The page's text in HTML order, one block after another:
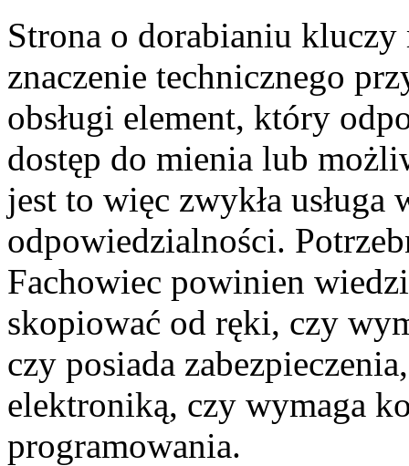
Strona o dorabianiu
znaczenie technicznego
obsługi element, który
dostęp do mienia lub
jest to więc zwykła usługa
odpowiedzialności.
Fachowiec powinien
skopiować od ręki, czy
czy posiada
elektroniką, czy wymaga
programowania.